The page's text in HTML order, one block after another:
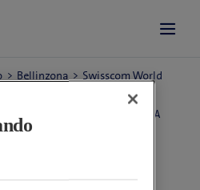
Bellinzona
Swisscom World
MANTOCOM SA
Partner -